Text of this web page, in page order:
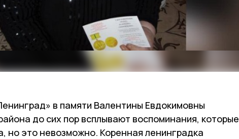
в памяти Валентины Евдокимовны
до сих пор всплывают воспоминания, которые
но это невозможно. Коренная ленинградка